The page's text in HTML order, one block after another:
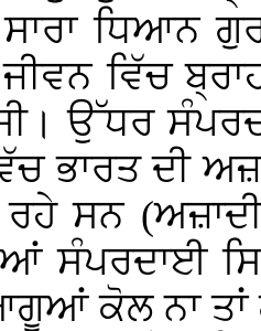
ਧਿਆਨ
ਜੀਵਨ ਵਿੱਚ
ਉੱਧਰ
ਭਾਰਤ ਦੀ
ਰਹੇ ਸਨ
ਸੰਪਰਦਾਈ
ਕੋਲ ਨਾ ਤਾਂ